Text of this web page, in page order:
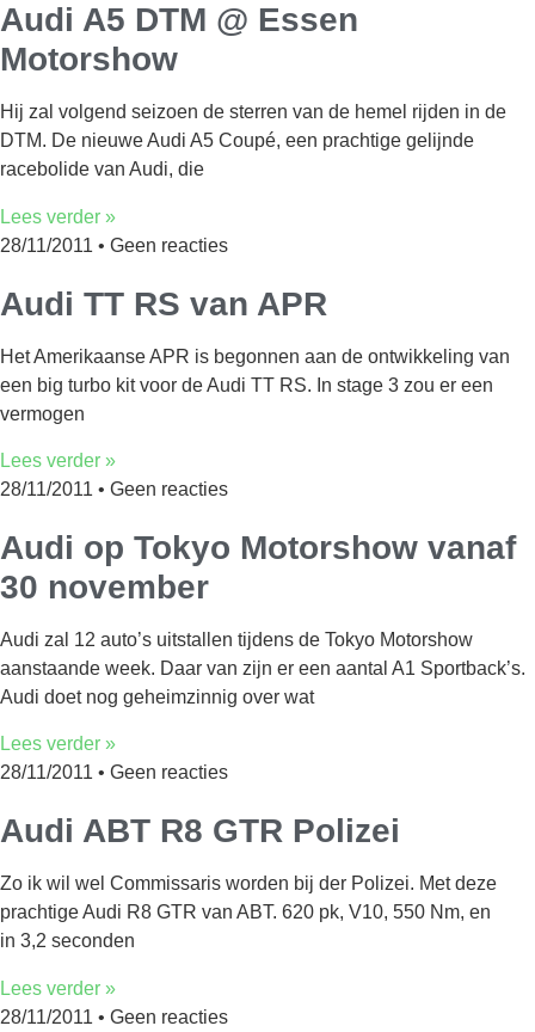
Audi A5 DTM @ Essen
Motorshow
Hij zal volgend seizoen de sterren van de hemel rijden in de
DTM. De nieuwe Audi A5 Coupé, een prachtige gelijnde
racebolide van Audi, die
Lees verder »
28/11/2011
Geen reacties
Audi TT RS van APR
Het Amerikaanse APR is begonnen aan de ontwikkeling van
een big turbo kit voor de Audi TT RS. In stage 3 zou er een
vermogen
Lees verder »
28/11/2011
Geen reacties
Audi op Tokyo Motorshow vanaf
30 november
Audi zal 12 auto’s uitstallen tijdens de Tokyo Motorshow
aanstaande week. Daar van zijn er een aantal A1 Sportback’s.
Audi doet nog geheimzinnig over wat
Lees verder »
28/11/2011
Geen reacties
Audi ABT R8 GTR Polizei
Zo ik wil wel Commissaris worden bij der Polizei. Met deze
prachtige Audi R8 GTR van ABT. 620 pk, V10, 550 Nm, en
in 3,2 seconden
Lees verder »
28/11/2011
Geen reacties